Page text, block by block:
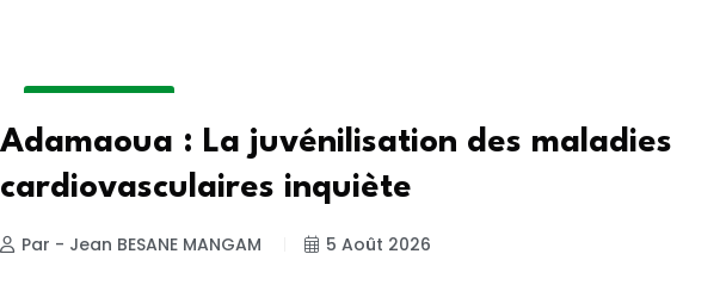
Adamaoua : La juvénilisation des maladies
cardiovasculaires inquiète
Par - Jean BESANE MANGAM 5 Août 2026